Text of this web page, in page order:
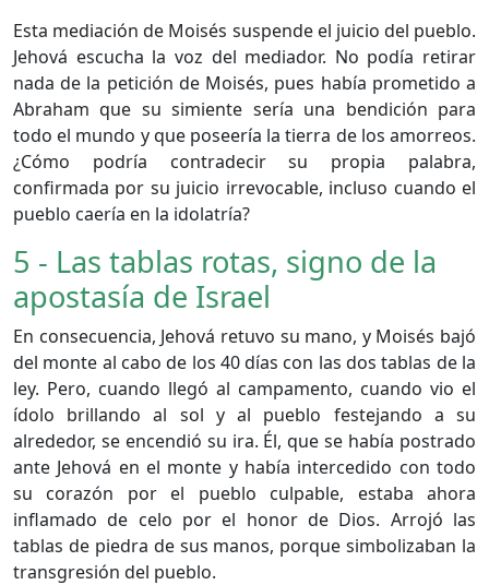
Esta mediación de Moisés suspende el juicio del pueblo.
Jehová escucha la voz del mediador. No podía retirar
nada de la petición de Moisés, pues había prometido a
Abraham que su simiente sería una bendición para
todo el mundo y que poseería la tierra de los amorreos.
¿Cómo podría contradecir su propia palabra,
confirmada por su juicio irrevocable, incluso cuando el
pueblo caería en la idolatría?
5 - Las tablas rotas, signo de la
apostasía de Israel
En consecuencia, Jehová retuvo su mano, y Moisés bajó
del monte al cabo de los 40 días con las dos tablas de la
ley. Pero, cuando llegó al campamento, cuando vio el
ídolo brillando al sol y al pueblo festejando a su
alrededor, se encendió su ira. Él, que se había postrado
ante Jehová en el monte y había intercedido con todo
su corazón por el pueblo culpable, estaba ahora
inflamado de celo por el honor de Dios. Arrojó las
tablas de piedra de sus manos, porque simbolizaban la
transgresión del pueblo.